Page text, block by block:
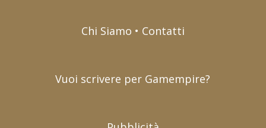
Chi Siamo • Contatti
Vuoi scrivere per Gamempire?